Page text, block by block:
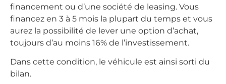
financement ou d’une société de leasing. Vous
financez en 3 à 5 mois la plupart du temps et vous
aurez la possibilité de lever une option d’achat,
toujours d’au moins 16% de l’investissement.
Dans cette condition, le véhicule est ainsi sorti du
bilan.